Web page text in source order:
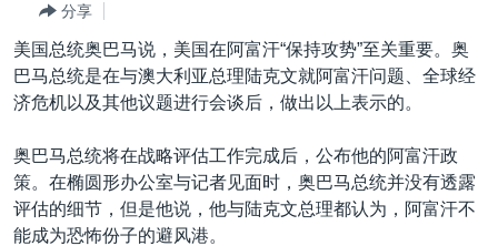
容
跳
转
导
航
跳
转
港澳
国际
最新国际新闻
中东
欧洲
分类新闻
人权·法律·宗教
科教·文娱·体健
热点专题
白宫要闻
VOA视频
分享
美国总统奥巴马说，美国在阿富汗“保持攻势”至关重要。奥
巴马总统是在与澳大利亚总理陆克文就阿富汗问题、全球经
济危机以及其他议题进行会谈后，做出以上表示的。
奥巴马总统将在战略评估工作完成后，公布他的阿富汗政
策。在椭圆形办公室与记者见面时，奥巴马总统并没有透露
评估的细节，但是他说，他与陆克文总理都认为，阿富汗不
能成为恐怖份子的避风港。